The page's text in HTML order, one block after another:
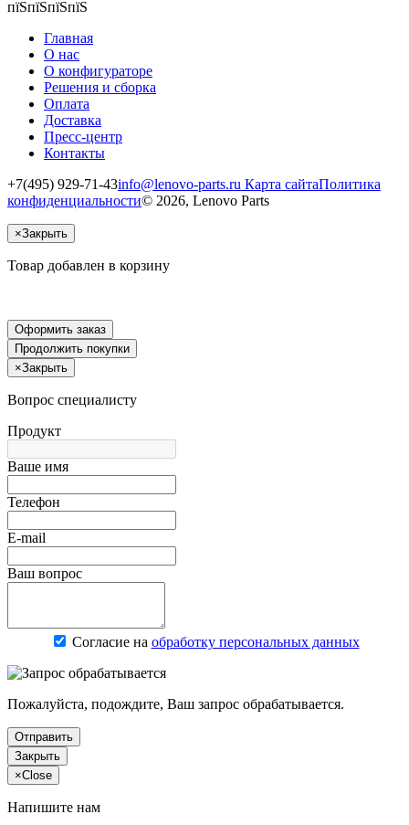
пїЅпїЅпїЅпїЅ
Главная
О нас
О конфигураторе
Решения и сборка
Оплата
Доставка
Пресс-центр
Контакты
+7(495) 929-71-43info@lenovo-parts.ru Карта сайтаПолитика
конфиденциальности© 2026, Lenovo Parts
×Закрыть
Товар добавлен в корзину
Оформить заказ
Продолжить покупки
×Закрыть
Вопрос специалисту
Продукт
Ваше имя
Телефон
E-mail
Ваш вопрос
Согласие на обработку персональных данных
Пожалуйста, подождите, Ваш запрос обрабатывается.
Отправить
Закрыть
×Close
Напишите нам